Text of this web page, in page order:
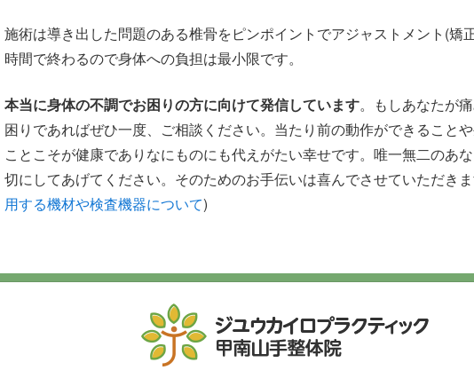
施術は導き出した問題のある椎骨をピンポイントでアジャストメント(矯
時間で終わるので身体への負担は最小限です。
本当に身体の不調でお困りの方に向けて発信しています。もしあなたが
困りであればぜひ一度、ご相談ください。当たり前の動作ができること
ことこそが健康でありなにものにも代えがたい幸せです。唯一無二のあ
切にしてあげてください。そのためのお手伝いは喜んでさせていただき
用する機材や検査機器について)